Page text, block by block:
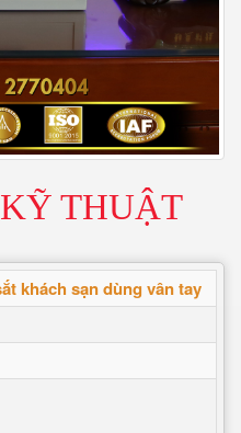
THUẬT
khách sạn dùng vân tay